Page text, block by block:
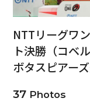
NTTリーグワ
ト決勝（コベ
ボタスピアー
37Photos